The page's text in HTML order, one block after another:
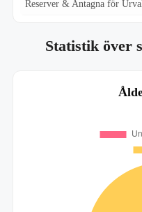
Reserver & Antagna för
Statistik över